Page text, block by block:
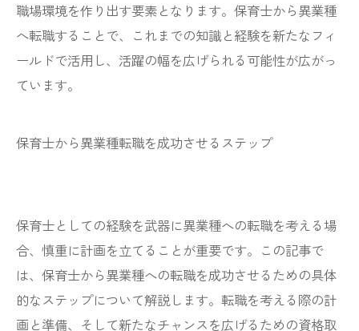
職場環境を作り出す要素となります。保育士から異業種
へ転職することで、これまでの知識と経験を新たなフィ
ールドで活用し、活躍の幅を広げられる可能性が広がっ
ています。
保育士から異業種転職を成功させるステップ
保育士としての経験を武器に異業種への転職を考える場
合、慎重に計画を立てることが重要です。この記事で
は、保育士から異業種への転職を成功させるための具体
的なステップについて解説します。転職を考える際の計
画と準備、そして新たなチャンスを広げるための資格取